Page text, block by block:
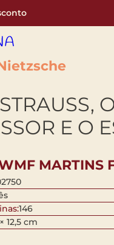
E O
MARTINS
146
12,5 cm